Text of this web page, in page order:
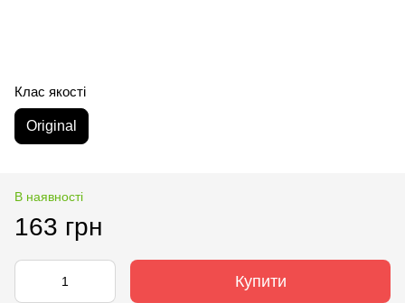
Клас якості
Original
В наявності
163 грн
Купити